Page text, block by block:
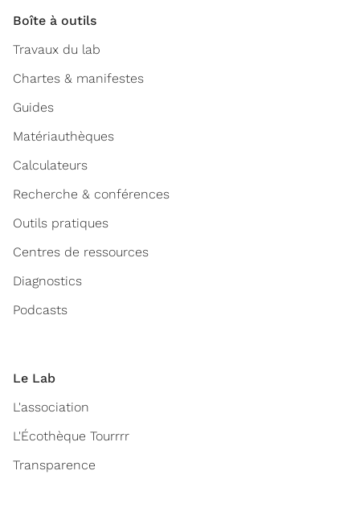
Boîte à outils
Travaux du lab
Chartes & manifestes
Guides
Matériauthèques
Calculateurs
Recherche & conférences
Outils pratiques
Centres de ressources
Diagnostics
Podcasts
Le Lab
L'association
L'Écothèque Tourrrr
Transparence